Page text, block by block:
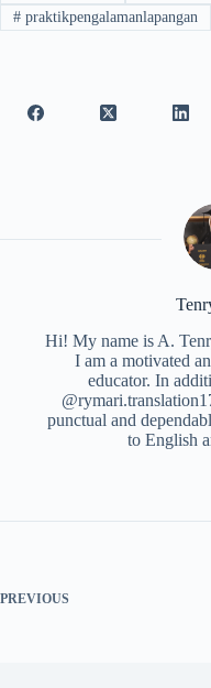
#praktikpengalamanlapangan
Hi! My name is A.
I am a motivated
educator. In
punctual and
to English
PREVIOUS